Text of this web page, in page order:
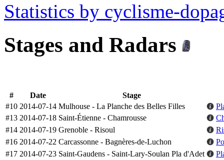
Statistics by cyclisme-
Stages and Radars
# Date
Stage
#10 2014-07-14 Mulhouse - La Planche des Belles Filles
#13 2014-07-18 Saint-Étienne - Chamrousse
#14 2014-07-19 Grenoble - Risoul
#16 2014-07-22 Carcassonne - Bagnères-de-Luchon
#17 2014-07-23 Saint-Gaudens - Saint-Lary-Soulan Pla d'Adet